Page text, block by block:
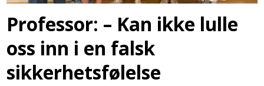
Professor: – Kan ikke lulle
oss inn i en falsk
sikkerhetsfølelse